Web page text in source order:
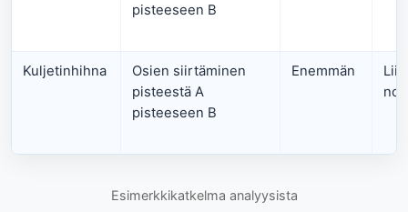
pisteeseen B
Kuljetinhihna
Osien siirtäminen
pisteestä A
pisteeseen B
Enemmän
Esimerkkikatkelma analyysista